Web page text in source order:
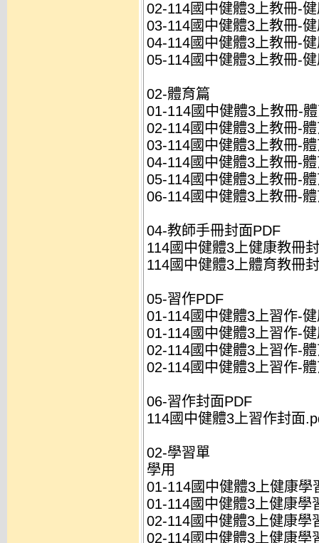
02-114國中健體3上教冊-
03-114國中健體3上教冊-
04-114國中健體3上教冊-
05-114國中健體3上教冊-
02-體育篇
01-114國中健體3上教冊-
02-114國中健體3上教冊-
03-114國中健體3上教冊-
04-114國中健體3上教冊-
05-114國中健體3上教冊-
06-114國中健體3上教冊-
04-教師手冊封面PDF
114國中健體3上健康教冊
114國中健體3上體育教冊
05-習作PDF
01-114國中健體3上習作-
01-114國中健體3上習作-
02-114國中健體3上習作-
02-114國中健體3上習作-
06-習作封面PDF
114國中健體3上習作封面
02-學習單
學用
01-114國中健體3上健康學
01-114國中健體3上健康學
02-114國中健體3上健康學
02-114國中健體3上健康學